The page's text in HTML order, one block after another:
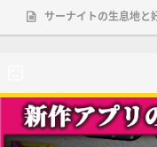
サーナイトの生息地と